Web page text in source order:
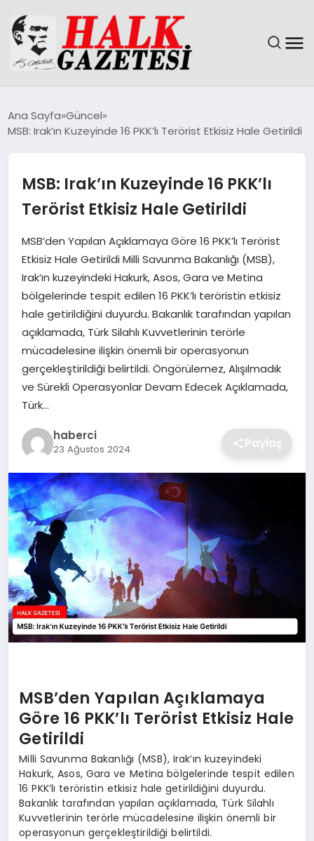
EĞITIM
EKONOMI
SIYASET
YAŞAM
Ana Sayfa Güncel
MSB: Irak’ın Kuzeyinde 16 PKK’lı Terörist Etkisiz Hale Getirildi
MSB: Irak’ın Kuzeyinde 16 PKK’lı
Terörist Etkisiz Hale Getirildi
MSB’den Yapılan Açıklamaya Göre 16 PKK’lı Terörist
Etkisiz Hale Getirildi Milli Savunma Bakanlığı (MSB),
Irak’ın kuzeyindeki Hakurk, Asos, Gara ve Metina
bölgelerinde tespit edilen 16 PKK’lı teröristin etkisiz
hale getirildiğini duyurdu. Bakanlık tarafından yapılan
açıklamada, Türk Silahlı Kuvvetlerinin terörle
mücadelesine ilişkin önemli bir operasyonun
gerçekleştirildiği belirtildi. Öngörülemez, Alışılmadık
ve Sürekli Operasyonlar Devam Edecek Açıklamada,
Türk…
haberci
23 Ağustos 2024 Paylaş
MSB’den Yapılan Açıklamaya
Göre 16 PKK’lı Terörist Etkisiz Hale
Getirildi
Milli Savunma Bakanlığı (MSB), Irak’ın kuzeyindeki
Hakurk, Asos, Gara ve Metina bölgelerinde tespit edilen
16 PKK’lı teröristin etkisiz hale getirildiğini duyurdu.
Bakanlık tarafından yapılan açıklamada, Türk Silahlı
Kuvvetlerinin terörle mücadelesine ilişkin önemli bir
operasyonun gerçekleştirildiği belirtildi.